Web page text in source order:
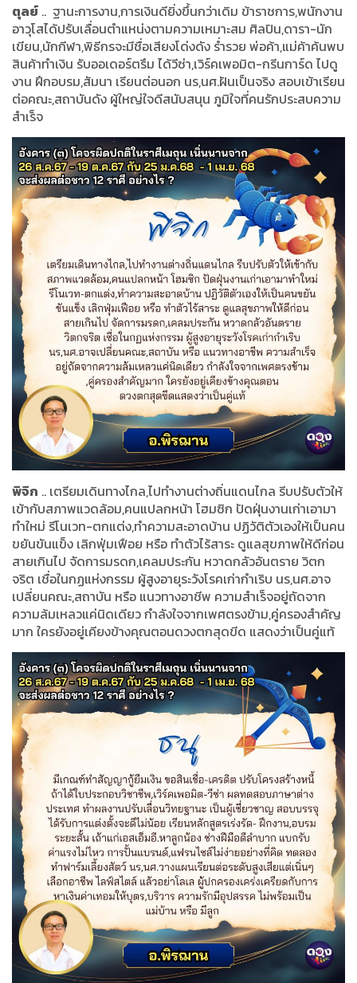
ตุลย์ .. ฐานะการงาน,การเงินดียิ่งขึ้นกว่าเดิม ข้าราชการ,พนักงาน
อาวุโสได้ปรับเลื่อนตำแหน่งตามความเหมาะสม ศิลปิน,ดารา-นัก
เขียน,นักกีฬา,พิธีกรจะมีชื่อเสียงโด่งดัง ร่ำรวย พ่อค้า,แม่ค้าค้นพบ
สินค้าทำเงิน รับออเดอร์ตรึม ได้วีซ่า,เวิร์คเพอมิต-กรีนการ์ด ไปดู
งาน ฝึกอบรม,สัมนา เรียนต่อนอก นร,นศ.ฝันเป็นจริง สอบเข้าเรียน
ต่อคณะ,สถาบันดัง ผู้ใหญ่ใจดีสนับสนุน ภูมิใจที่คนรักประสบความ
สำเร็จ
พิจิก .. เตรียมเดินทางไกล,ไปทำงานต่างถิ่นแดนไกล รีบปรับตัวให้
เข้ากับสภาพแวดล้อม,คนแปลกหน้า โฮมซิก ปัดฝุ่นงานเก่าเอามา
ทำใหม่ รีโนเวท-ตกแต่ง,ทำความสะอาดบ้าน ปฏิวัติตัวเองให้เป็นคน
ขยันขันแข็ง เลิกฟุ่มเฟือย หรือ ทำตัวไร้สาระ ดูแลสุขภาพให้ดีก่อน
สายเกินไป จัดการมรดก,เคลมประกัน หวาดกลัวอันตราย วิตก
จริต เชื่อในกฏแห่งกรรม ผู้สูงอายุระวังโรคเก่ากำเริบ นร,นศ.อาจ
เปลี่ยนคณะ,สถาบัน หรือ แนวทางอาชีพ ความสำเร็จอยู่ถัดจาก
ความล้มเหลวแค่นิดเดียว กำลังใจจากเพศตรงข้าม,คู่ครองสำคัญ
มาก ใครยังอยู่เคียงข้างคุณตอนดวงตกสุดขีด แสดงว่าเป็นคู่แท้